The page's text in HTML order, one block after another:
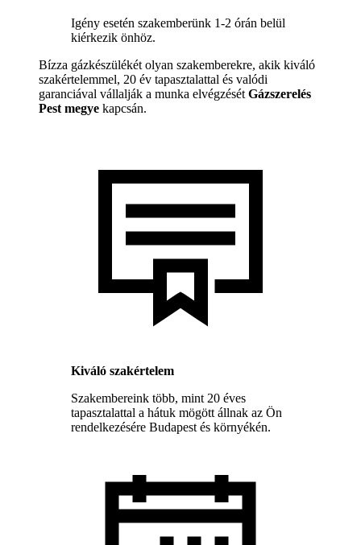
Igény esetén szakemberünk 1-2 órán belül
kiérkezik önhöz.
Bízza gázkészülékét olyan szakemberekre, akik kiváló
szakértelemmel, 20 év tapasztalattal és valódi
garanciával vállalják a munka elvégzését Gázszerelés
Pest megye kapcsán.
Kiváló szakértelem
Szakembereink több, mint 20 éves
tapasztalattal a hátuk mögött állnak az Ön
rendelkezésére Budapest és környékén.